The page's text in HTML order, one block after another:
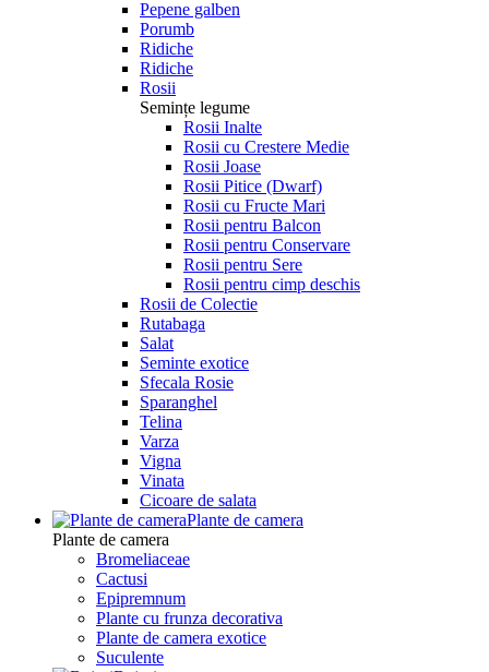
Pepene galben
Porumb
Ridiche
Ridiche
Rosii
Semințe legume
Rosii Inalte
Rosii cu Crestere Medie
Rosii Joase
Rosii Pitice (Dwarf)
Rosii cu Fructe Mari
Rosii pentru Balcon
Rosii pentru Conservare
Rosii pentru Sere
Rosii pentru cimp deschis
Rosii de Colectie
Rutabaga
Salat
Seminte exotice
Sfecala Rosie
Sparanghel
Telina
Varza
Vigna
Vinata
Сicoare de salata
Plante de camera
Plante de camera
Bromeliaceae
Cactusi
Epipremnum
Plante cu frunza decorativa
Plante de camera exotice
Suculente